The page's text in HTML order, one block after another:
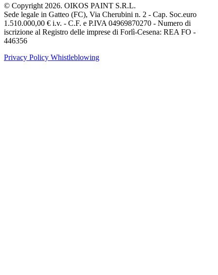
© Copyright 2026. OIKOS PAINT S.R.L.
Sede legale in Gatteo (FC), Via Cherubini n. 2 - Cap. Soc.euro
1.510.000,00 € i.v. - C.F. e P.IVA 04969870270 - Numero di
iscrizione al Registro delle imprese di Forlì-Cesena: REA FO -
446356
Privacy Policy Whistleblowing